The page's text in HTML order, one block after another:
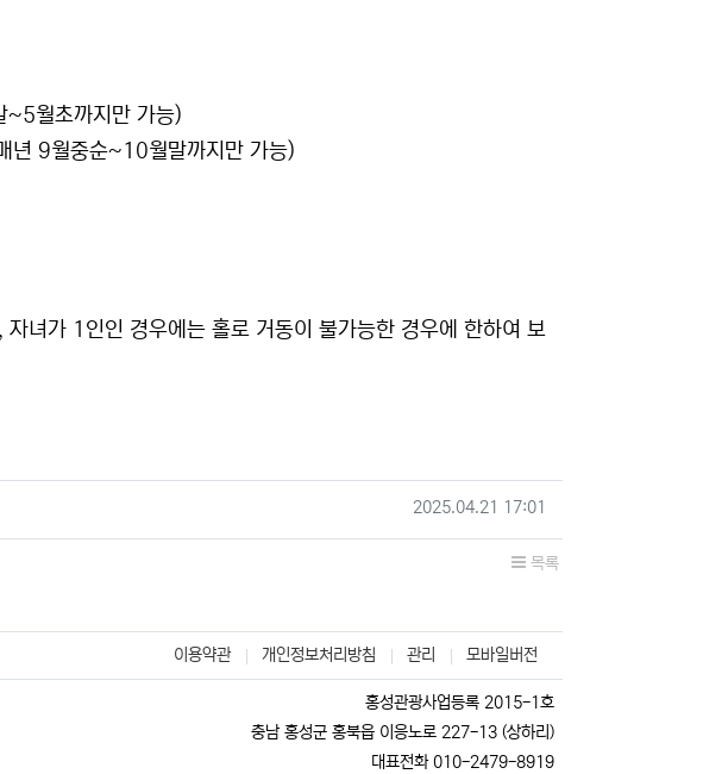
월초까지만 가능)
9월중순~10월말까지만 가능)
녀가 1인인 경우에는 홀로 거동이 불가능한 경우에 한하여 보
작성일
2025.04.21 17:01
목록
이용약관 개인정보처리방침 관리 모바일버전
홍성관광사업등록 2015-1호
충남 홍성군 홍북읍 이응노로 227-13 (상하리)
대표전화 010-2479-8919